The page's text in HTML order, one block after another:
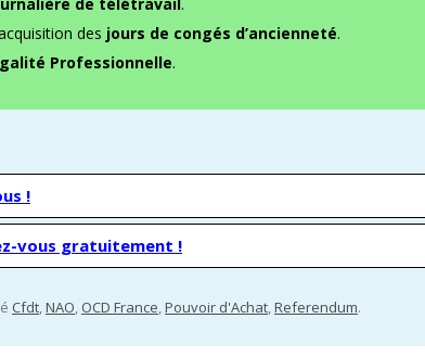
des jours de congés d’ancienneté.
Professionnelle.
!
vous gratuitement !
Cfdt,NAO, OCD France,Pouvoir d'Achat,Referendum.